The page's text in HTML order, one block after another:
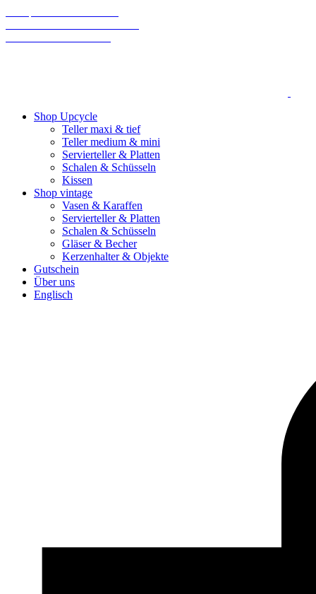
Shop Upcycle
Teller maxi & tief
Teller medium & mini
Servierteller & Platten
Schalen & Schüsseln
Kissen
Shop vintage
Vasen & Karaffen
Servierteller & Platten
Schalen & Schüsseln
Gläser & Becher
Kerzenhalter & Objekte
Gutschein
Über uns
Englisch